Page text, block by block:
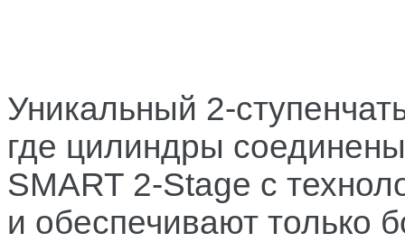
Уникальный 2-
где цилиндры
SMART 2-Stage с
и обеспечивают только